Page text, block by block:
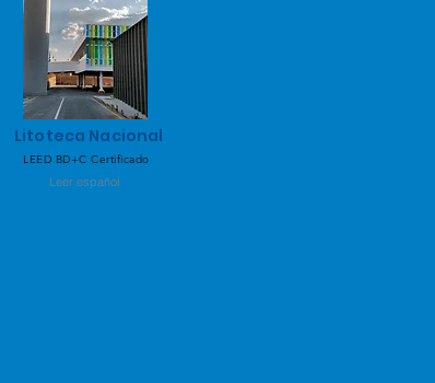
Litoteca Nacional
LEED BD+C Certificado
Leer español